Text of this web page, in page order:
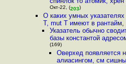
Окт-22, (203)
О каких умных
T, mut T имеют в рантайм,
Указатель обычно
базы константой
(169)
Оверхед появляется
алиасингом, см